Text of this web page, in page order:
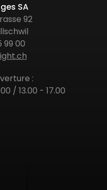
SA
92
99 00
:
/ 13.00 - 17.00